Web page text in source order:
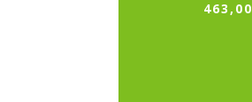
463,00